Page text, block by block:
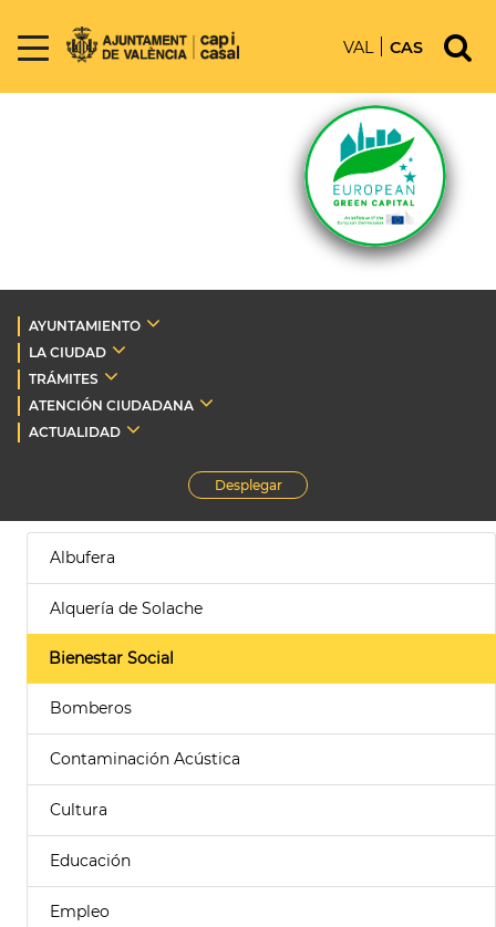
VAL CAS
AYUNTAMIENTO
LA CIUDAD
TRÁMITES
ATENCIÓN CIUDADANA
ACTUALIDAD
Desplegar
Albufera
Alquería de Solache
Bienestar Social
Bomberos
Contaminación Acústica
Cultura
Educación
Empleo